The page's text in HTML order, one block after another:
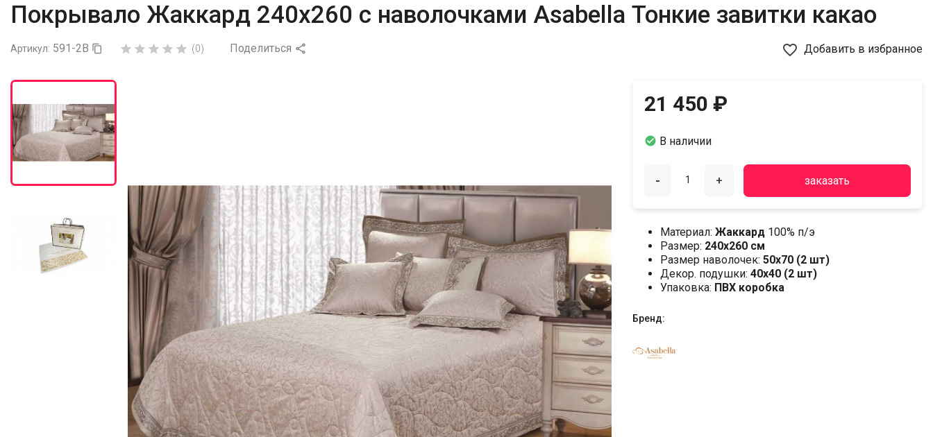
Покрывало Жаккард 240х260 с наволочками Asabella Тонкие завитки какао
Артикул: 591-2B       (0) Поделиться  favorite_border Добавить в избранное
21 450 ₽
 В наличии
- + заказать
Материал: Жаккард 100% п/э
Размер: 240х260 см
Размер наволочек: 50х70 (2 шт)
Декор. подушки: 40х40 (2 шт)
Упаковка: ПВХ коробка
Бренд: